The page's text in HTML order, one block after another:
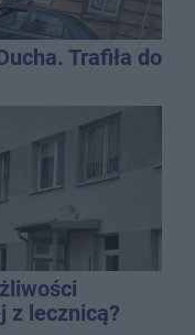
Trafiła do
z lecznicą?